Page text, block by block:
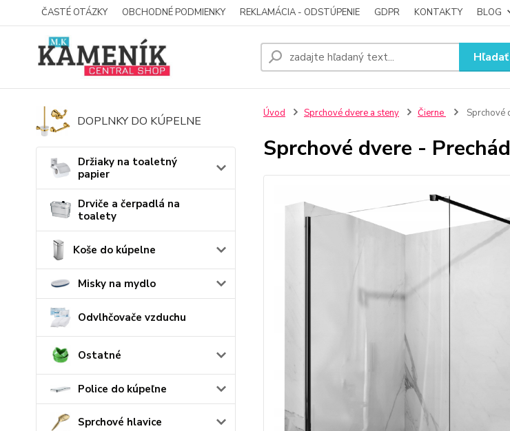
ČASTÉ OTÁZKY OBCHODNÉ PODMIENKY REKLAMÁCIA - ODSTÚPENIE GDPR KONTAKTY BLOG
Hľadať
DOPLNKY DO KÚPELNE
Držiaky na toaletný
papier
Drviče a čerpadlá na
toalety
Koše do kúpelne
Misky na mydlo
Odvlhčovače vzduchu
Ostatné
Police do kúpeľne
Sprchové hlavice
Úvod Sprchové dvere a steny Čierne Sprchové
Sprchové dvere -